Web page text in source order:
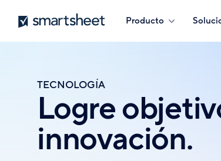
Pasar
contenido
Smartsheet
Producto
TECNOLOGÍA
Logre
innovación.